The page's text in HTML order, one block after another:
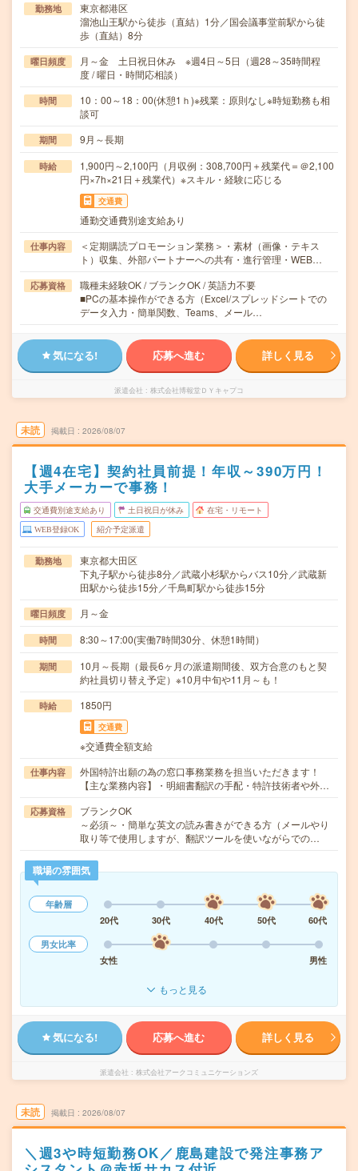
勤務地
東京都港区
溜池山王駅から徒歩（直結）1分／国会議事堂前駅から徒
歩（直結）8分
曜日頻度
月～金 土日祝日休み ※週4日～5日（週28～35時間程
度 / 曜日・時間応相談）
時間
10：00～18：00(休憩1ｈ)※残業：原則なし※時短勤務も相
談可
期間 9月～長期
時給
1,900円～2,100円（月収例：308,700円＋残業代＝＠2,100
円×7h×21日＋残業代）※スキル・経験に応じる
交通費
通勤交通費別途支給あり
仕事内容
＜定期購読プロモーション業務＞・素材（画像・テキス
ト）収集、外部パートナーへの共有・進行管理・WEB…
応募資格
職種未経験OK / ブランクOK / 英語力不要
■PCの基本操作ができる方（Excel/スプレッドシートでの
データ入力・簡単関数、Teams、メール…
気になる! 応募へ進む 詳しく見る
派遣会社 株式会社博報堂ＤＹキャプコ
未読 掲載日 2026/08/07
【週4在宅】契約社員前提！年収～390万円！
大手メーカーで事務！
交通費別途支給あり 土日祝日が休み 在宅・リモート
WEB登録OK 紹介予定派遣
勤務地
東京都大田区
下丸子駅から徒歩8分／武蔵小杉駅からバス10分／武蔵新
田駅から徒歩15分／千鳥町駅から徒歩15分
曜日頻度 月～金
時間 8:30～17:00(実働7時間30分、休憩1時間）
期間
10月～長期（最長6ヶ月の派遣期間後、双方合意のもと契
約社員切り替え予定）※10月中旬や11月～も！
時給 1850円
交通費
※交通費全額支給
仕事内容
外国特許出願の為の窓口事務業務を担当いただきます！
【主な業務内容】・明細書翻訳の手配・特許技術者や外…
応募資格
ブランクOK
～必須～・簡単な英文の読み書きができる方（メールやり
取り等で使用しますが、翻訳ツールを使いながらでの…
職場の雰囲気
年齢層
20代
30代 40代 50代
60代
男女比率
女性
男性
もっと見る
気になる! 応募へ進む 詳しく見る
派遣会社 株式会社アークコミュニケーションズ
未読 掲載日 2026/08/07
＼週3や時短勤務OK／鹿島建設で発注事務ア